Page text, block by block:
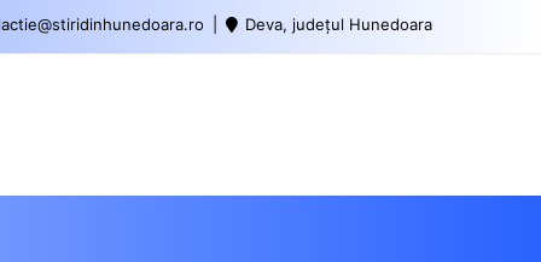
Deva, județul Hunedoara